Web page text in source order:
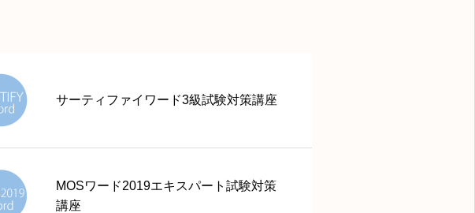
サーティファイワード3級試験対策講座
MOSワード2019エキスパート試験対策
講座